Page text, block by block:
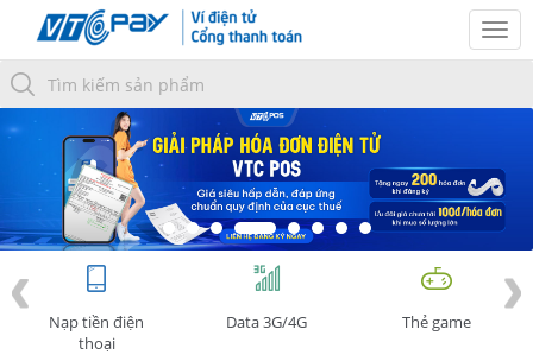
Nạp tiền điện
thoại
Data 3G/4G Thẻ game